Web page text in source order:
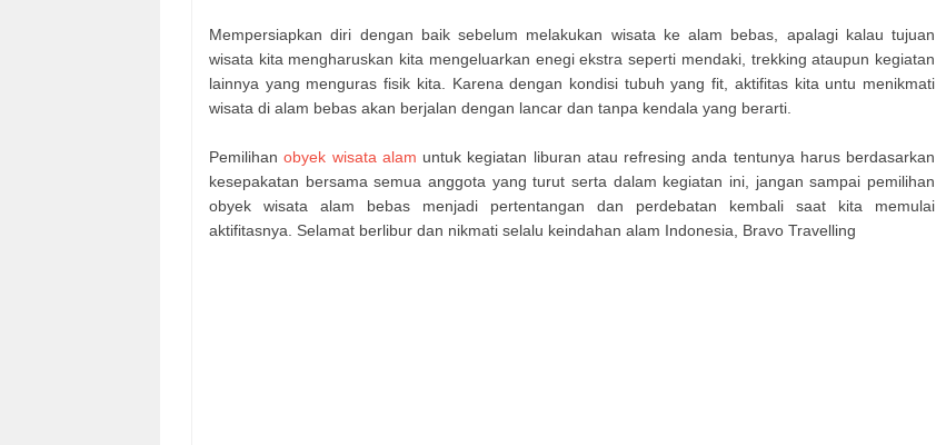
Mempersiapkan diri dengan baik sebelum melakukan wisata ke alam bebas, apalagi kalau tujuan
wisata kita mengharuskan kita mengeluarkan enegi ekstra seperti mendaki, trekking ataupun kegiatan
lainnya yang menguras fisik kita. Karena dengan kondisi tubuh yang fit, aktifitas kita untu menikmati
wisata di alam bebas akan berjalan dengan lancar dan tanpa kendala yang berarti.
Pemilihanobyek wisata alam untuk kegiatan liburan atau refresing anda tentunya harus berdasarkan
kesepakatan bersama semua anggota yang turut serta dalam kegiatan ini, jangan sampai pemilihan
obyek wisata alam bebas menjadi pertentangan dan perdebatan kembali saat kita memulai
aktifitasnya. Selamat berlibur dan nikmati selalu keindahan alam Indonesia, Bravo Travelling